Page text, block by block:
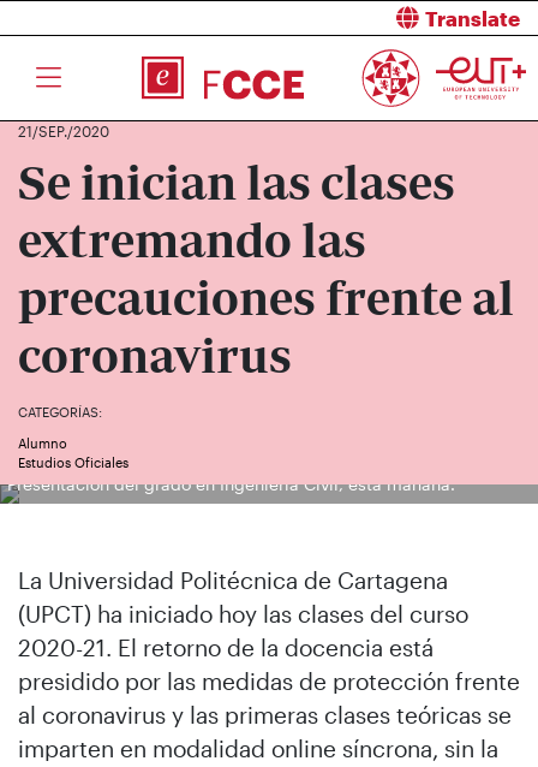
Translate
21/SEP./2020
Se inician las clases
extremando las
precauciones frente al
coronavirus
CATEGORÍAS:
Alumno
Estudios Oficiales
Presentación del grado en Ingeniería Civil, esta mañana.
La Universidad Politécnica de Cartagena
(UPCT) ha iniciado hoy las clases del curso
2020-21. El retorno de la docencia está
presidido por las medidas de protección frente
al coronavirus y las primeras clases teóricas se
imparten en modalidad online síncrona, sin la